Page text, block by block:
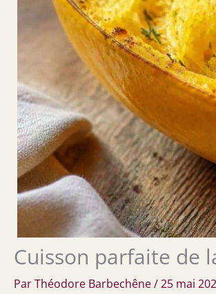
Cuisson parfaite de
ParThéodore Barbechêne/25 mai